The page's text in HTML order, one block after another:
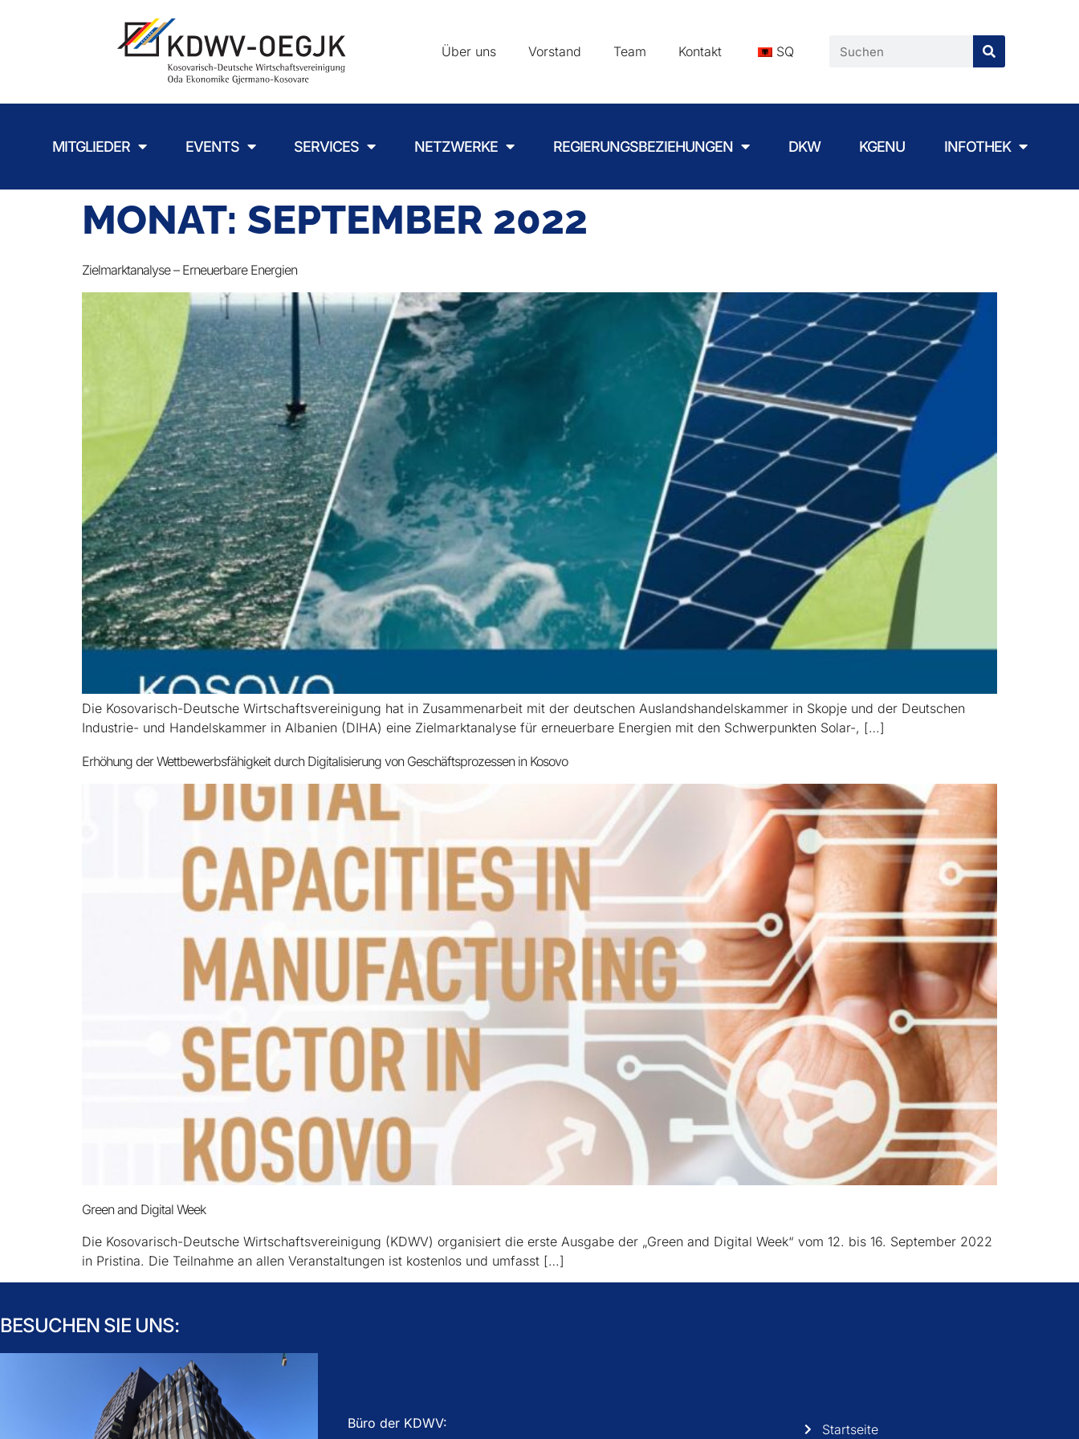
Über uns Vorstand Team Kontakt SQ
MITGLIEDER EVENTS SERVICES NETZWERKE REGIERUNGSBEZIEHUNGEN DKW KGENU INFOTHEK
MONAT: SEPTEMBER 2022
Zielmarktanalyse – Erneuerbare Energien
Die Kosovarisch-Deutsche Wirtschaftsvereinigung hat in Zusammenarbeit mit der deutschen Auslandshandelskammer in Skopje und der Deutschen
Industrie- und Handelskammer in Albanien (DIHA) eine Zielmarktanalyse für erneuerbare Energien mit den Schwerpunkten Solar-, […]
Erhöhung der Wettbewerbsfähigkeit durch Digitalisierung von Geschäftsprozessen in Kosovo
Green and Digital Week
Die Kosovarisch-Deutsche Wirtschaftsvereinigung (KDWV) organisiert die erste Ausgabe der „Green and Digital Week“ vom 12. bis 16. September 2022
in Pristina. Die Teilnahme an allen Veranstaltungen ist kostenlos und umfasst […]
BESUCHEN SIE UNS:
Büro der KDWV: Startseite